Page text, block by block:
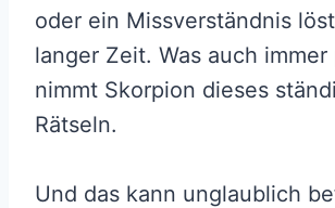
oder ein Missverständnis
langer Zeit. Was auch
nimmt Skorpion dieses
Rätseln.
Und das kann unglaublich